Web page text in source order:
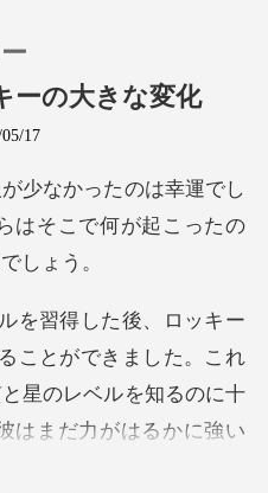
0
ーの大きな変化
17
運でし
はそこで何
できました。これ
星のレベルを知るのに十